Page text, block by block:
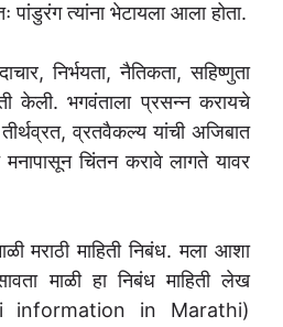
पांडुरंग त्यांना भेटायला आला होता.
निर्भयता, नैतिकता, सहिष्णुता
केली. भगवंताला प्रसन्न करायचे
व्रतवैकल्य यांची अजिबात
चिंतन करावे लागते यावर
मराठी माहिती निबंध. मला आशा
माळी हा निबंध माहिती लेख
information in Marathi)